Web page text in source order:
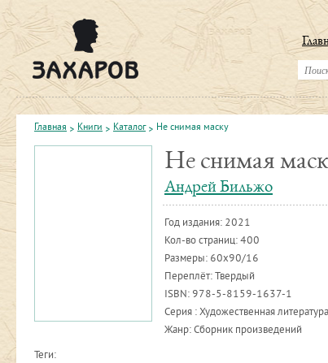
Главная Книги Каталог Не снимая маску
Не снимая
Андрей Бильжо
Год издания: 2021
Кол-во страниц: 400
Размеры: 60х90/16
Переплёт: Твердый
ISBN: 978-5-8159-1637-1
Серия : Художественная литература
Жанр: Сборник произведений
Теги: